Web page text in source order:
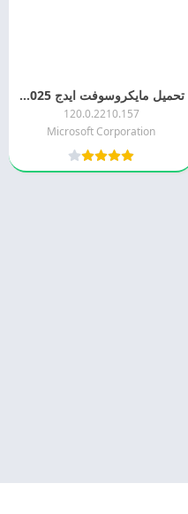
تحميل مايكروسوفت ايدج 2025 Microsoft Edge APK اخر اصدار
120.0.2210.157
Microsoft Corporation